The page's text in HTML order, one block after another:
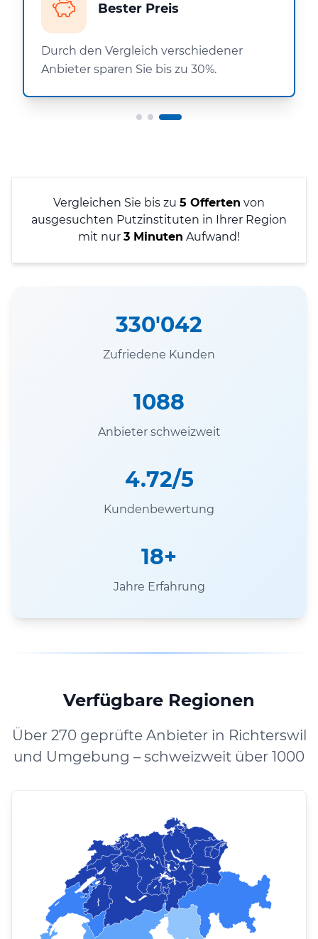
Bester Preis
Durch den Vergleich verschiedener
Anbieter sparen Sie bis zu 30%.
Vergleichen Sie bis zu 5 Offerten von
ausgesuchten Putzinstituten in Ihrer Region
mit nur 3 Minuten Aufwand!
330'042
Zufriedene Kunden
1088
Anbieter schweizweit
4.72/5
Kundenbewertung
18+
Jahre Erfahrung
Verfügbare Regionen
Über 270 geprüfte Anbieter in Richterswil
und Umgebung – schweizweit über 1000